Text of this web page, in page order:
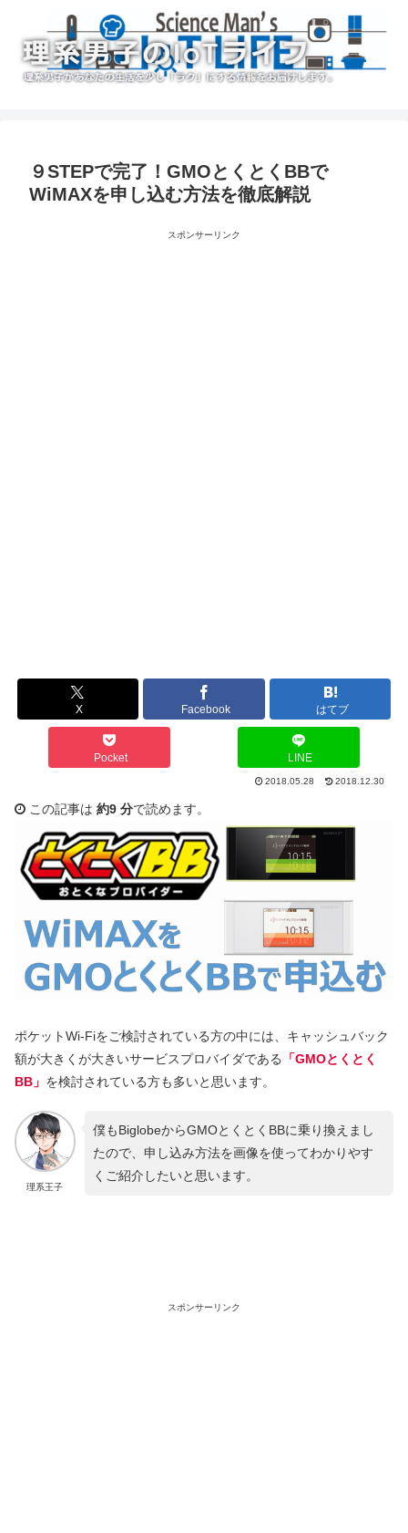
９STEPで完了！GMOとくとくBBで
WiMAXを申し込む方法を徹底解説
スポンサーリンク
X Facebook はてブ
Pocket LINE
2018.05.28 2018.12.30
この記事は 約9 分で読めます。
ポケットWi-Fiをご検討されている方の中には、キャッシュバック
額が大きくが大きいサービスプロバイダである
「GMOとくとく
BB」 を検討されている方も多いと思います。
理系王子
僕もBiglobeからGMOとくとくBBに乗り換えまし
たので、申し込み方法を画像を使ってわかりやす
くご紹介したいと思います。
スポンサーリンク